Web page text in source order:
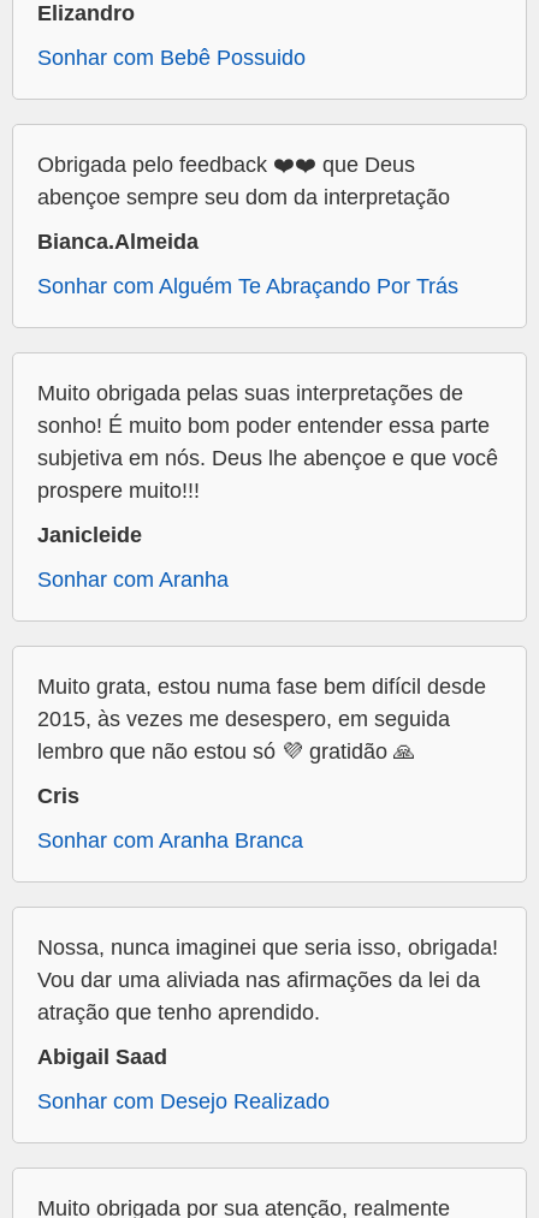
Elizandro
Sonhar com Bebê Possuido
Obrigada pelo feedback ❤️❤️ que Deus
abençoe sempre seu dom da interpretação
Bianca.Almeida
Sonhar com Alguém Te Abraçando Por Trás
Muito obrigada pelas suas interpretações de
sonho! É muito bom poder entender essa parte
subjetiva em nós. Deus lhe abençoe e que você
prospere muito!!!
Janicleide
Sonhar com Aranha
Muito grata, estou numa fase bem difícil desde
2015, às vezes me desespero, em seguida
lembro que não estou só 💜 gratidão 🙏
Cris
Sonhar com Aranha Branca
Nossa, nunca imaginei que seria isso, obrigada!
Vou dar uma aliviada nas afirmações da lei da
atração que tenho aprendido.
Abigail Saad
Sonhar com Desejo Realizado
Muito obrigada por sua atenção, realmente